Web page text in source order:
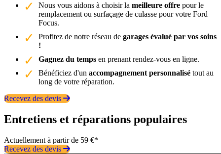
Nous vous aidons à choisir la meilleure offre pour le
remplacement ou surfaçage de culasse pour votre Ford
Focus.
Profitez de notre réseau de garages évalué par vos soins
!
Gagnez du temps en prenant rendez-vous en ligne.
Bénéficiez d'un accompagnement personnalisé tout au
long de votre réparation.
Recevez des devis
Entretiens et réparations populaires
Actuellement à partir de 59 €*
Recevez des devis